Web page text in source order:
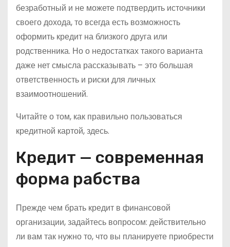
безработный и не можете подтвердить источники
своего дохода, то всегда есть возможность
оформить кредит на близкого друга или
родственника. Но о недостатках такого варианта
даже нет смысла рассказывать – это большая
ответственность и риски для личных
взаимоотношений.
Читайте о том, как правильно пользоваться
кредитной картой, здесь.
Кредит — современная
форма рабства
Прежде чем брать кредит в финансовой
организации, задайтесь вопросом: действительно
ли вам так нужно то, что вы планируете приобрести